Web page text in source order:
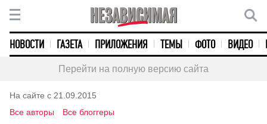
НОВОСТИ ГАЗЕТА ПРИЛОЖЕНИЯ ТЕМЫ ФОТО ВИДЕО
Перейти на полную версию сайта
На сайте с 21.09.2015
Все авторы
Все блоггеры